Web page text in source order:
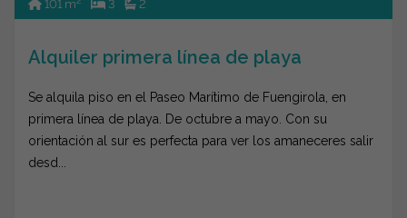
101 m 3 2
Alquiler primera línea de playa
Se alquila piso en el Paseo Marítimo de Fuengirola, en
primera línea de playa. De octubre a mayo. Con su
orientación al sur es perfecta para ver los amaneceres salir
desd...